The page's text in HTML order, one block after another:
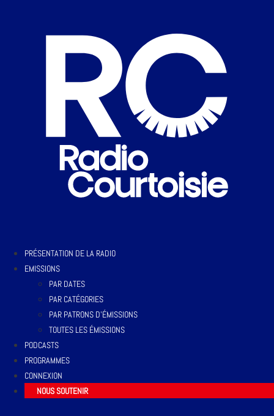
PRÉSENTATION DE LA RADIO
EMISSIONS
PAR DATES
PAR CATÉGORIES
PAR PATRONS D’ÉMISSIONS
TOUTES LES ÉMISSIONS
PODCASTS
PROGRAMMES
CONNEXION
NOUS SOUTENIR